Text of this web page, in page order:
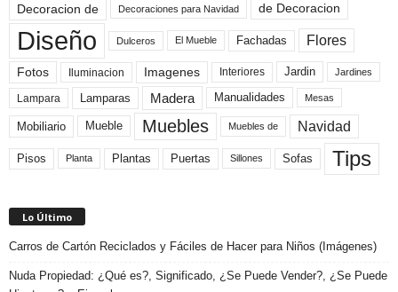
Decoracion de Decoraciones para Navidad de Decoracion
Diseño Dulceros El Mueble Fachadas Flores
Fotos Iluminacion Imagenes Interiores Jardin Jardines
Lampara Lamparas Madera Manualidades Mesas
Mobiliario Mueble Muebles Muebles de Navidad
Pisos Planta Plantas Puertas Sillones Sofas Tips
Lo Último
Carros de Cartón Reciclados y Fáciles de Hacer para Niños (Imágenes)
Nuda Propiedad: ¿Qué es?, Significado, ¿Se Puede Vender?, ¿Se Puede